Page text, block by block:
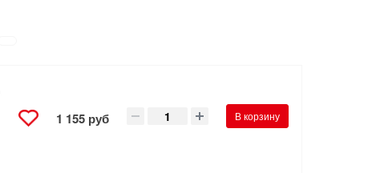
1 155 руб В корзину